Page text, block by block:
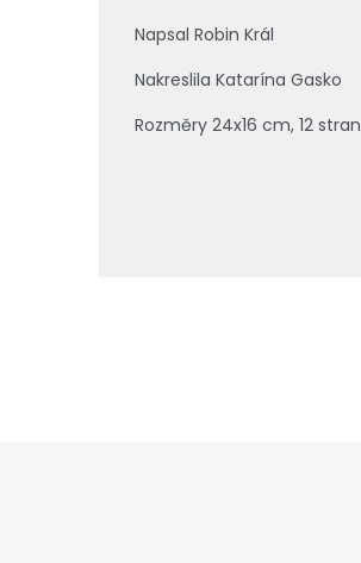
Napsal Robin Král
Nakreslila Katarína Gasko
Rozměry 24x16 cm, 12 stran